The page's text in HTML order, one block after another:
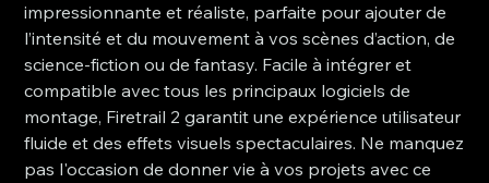
impressionnante et réaliste, parfaite pour ajouter de
l’intensité et du mouvement à vos scènes d’action, de
science-fiction ou de fantasy. Facile à intégrer et
compatible avec tous les principaux logiciels de
montage, Firetrail 2 garantit une expérience utilisateur
fluide et des effets visuels spectaculaires. Ne manquez
pas l'occasion de donner vie à vos projets avec ce